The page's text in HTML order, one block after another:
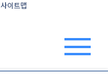
사이트맵